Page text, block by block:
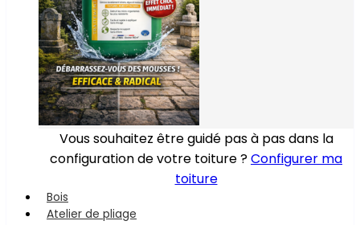
Vous souhaitez être guidé pas à pas dans la
configuration de votre toiture ?Configurer ma
toiture
Bois
Atelier de pliage